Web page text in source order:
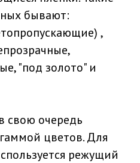
бывают:
,
"под золото" и
свою очередь
цветов. Для
режущий